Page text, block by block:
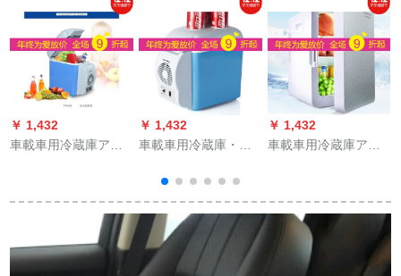
￥ 1,432
車載車用冷蔵庫アウ
蔵両庫用12小型家宿
舎製冷凍電気220 Vと
12 V【自家用車両
用】7.5 L
￥ 1,432
車載車用冷蔵庫・ア
用】7.5 L【青白い】
￥ 1,432
車載車用冷蔵庫アイ
車用冷蔵庫両用12小
型家の寮冷房蔵電気
20 L大容量220 v+12
車両用【宇宙銀】